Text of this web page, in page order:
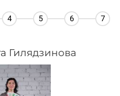
4 5 6 7
Гилядзинова